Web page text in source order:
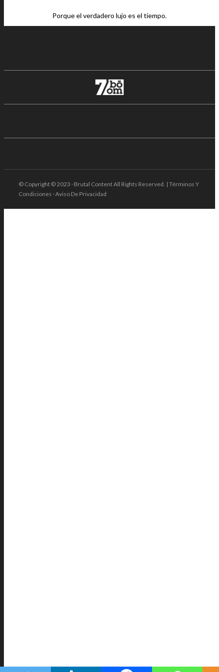
Porque el verdadero lujo es el tiempo.
© Copyright © 2023 · Brutal Content All Rights Reserved. | Términos Y
Condiciones · Aviso De Privacidad